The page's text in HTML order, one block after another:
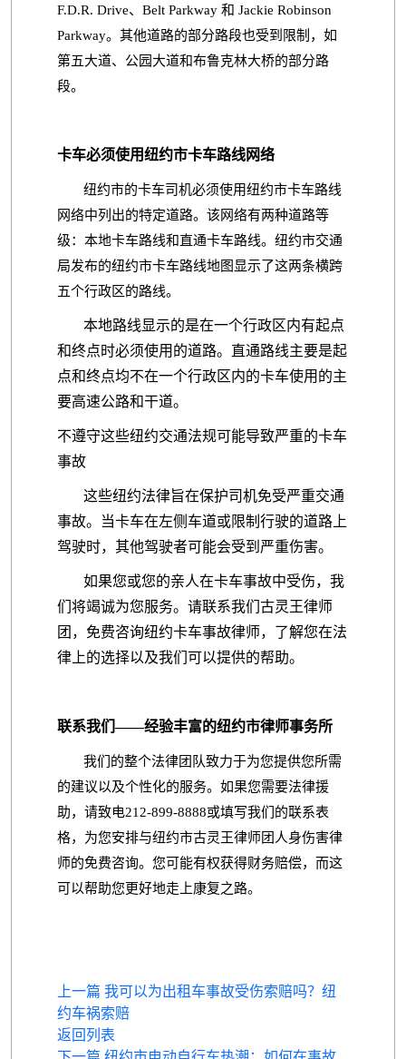
F.D.R. Drive、Belt Parkway 和 Jackie Robinson
Parkway。其他道路的部分路段也受到限制，如
第五大道、公园大道和布鲁克林大桥的部分路
段。
卡车必须使用纽约市卡车路线网络
纽约市的卡车司机必须使用纽约市卡车路线
网络中列出的特定道路。该网络有两种道路等
级：本地卡车路线和直通卡车路线。纽约市交通
局发布的纽约市卡车路线地图显示了这两条横跨
五个行政区的路线。
本地路线显示的是在一个行政区内有起点
和终点时必须使用的道路。直通路线主要是起
点和终点均不在一个行政区内的卡车使用的主
要高速公路和干道。
不遵守这些纽约交通法规可能导致严重的卡车
事故
这些纽约法律旨在保护司机免受严重交通
事故。当卡车在左侧车道或限制行驶的道路上
驾驶时，其他驾驶者可能会受到严重伤害。
如果您或您的亲人在卡车事故中受伤，我
们将竭诚为您服务。请联系我们古灵王律师
团，免费咨询纽约卡车事故律师，了解您在法
律上的选择以及我们可以提供的帮助。
联系我们——经验丰富的纽约市律师事务所
我们的整个法律团队致力于为您提供您所需
的建议以及个性化的服务。如果您需要法律援
助，请致电212-899-8888或填写我们的联系表
格，为您安排与纽约市古灵王律师团人身伤害律
师的免费咨询。您可能有权获得财务赔偿，而这
可以帮助您更好地走上康复之路。
上一篇 我可以为出租车事故受伤索赔吗？纽
约车祸索赔
返回列表